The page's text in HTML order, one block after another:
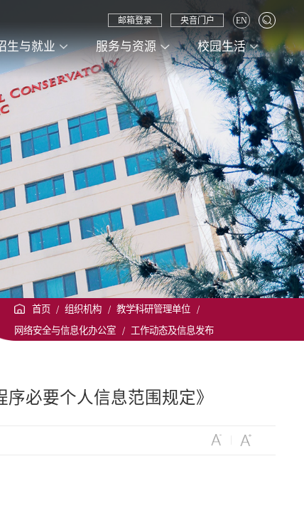
生与就业 服务与资源 校园生活
邮箱登录 央音门户 EN
首页 / 组织机构 / 教学科研管理单位
/
网络安全与信息化办公室
/ 工作动态及信息发布
必要个人信息范围规定》